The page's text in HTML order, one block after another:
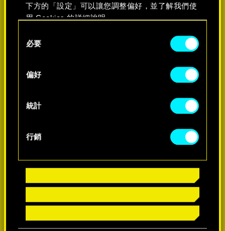
下方的「設定」可以讓您調整偏好，並了解我們使
用 Cookies 的詳細說明。
Selection
必要
偏好
統計
行銷